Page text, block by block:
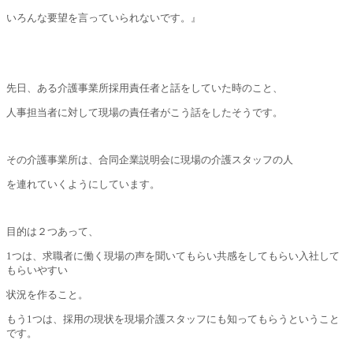
いろんな要望を言っていられないです。』
先日、ある介護事業所採用責任者と話をしていた時のこと、
人事担当者に対して現場の責任者がこう話をしたそうです。
その介護事業所は、合同企業説明会に現場の介護スタッフの人
を連れていくようにしています。
目的は２つあって、
1つは、求職者に働く現場の声を聞いてもらい共感をしてもらい入社して
もらいやすい
状況を作ること。
もう1つは、採用の現状を現場介護スタッフにも知ってもらうということ
です。